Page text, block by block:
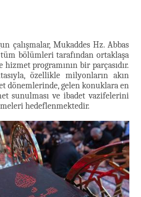
çalışmalar, Mukaddes Hz. Abbas
bölümleri tarafından ortaklaşa
programının bir parçasıdır.
özellikle milyonların akın
dönemlerinde, gelen konuklara en
sunulması ve ibadet vazifelerini
hedeflenmektedir.